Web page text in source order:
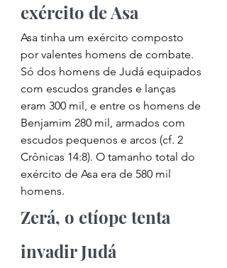
exército de Asa
Asa tinha um exército composto
por valentes homens de combate.
Só dos homens de Judá equipados
com escudos grandes e lanças
eram 300 mil, e entre os homens de
Benjamim 280 mil, armados com
escudos pequenos e arcos (cf. 2
Crônicas 14:8). O tamanho total do
exército de Asa era de 580 mil
homens.
Zerá, o etíope tenta
invadir Judá